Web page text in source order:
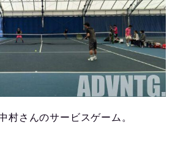
村さんのサービスゲーム。